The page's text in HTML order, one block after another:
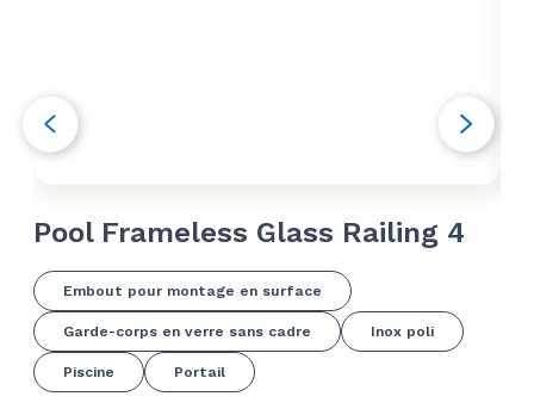
Pool Frameless Glass Railing 4
Embout pour montage en surface
Garde-corps en verre sans cadre Inox poli
Piscine Portail